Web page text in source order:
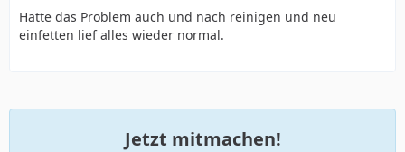
Hatte das Problem auch und nach reinigen und neu
einfetten lief alles wieder normal.
Jetzt mitmachen!